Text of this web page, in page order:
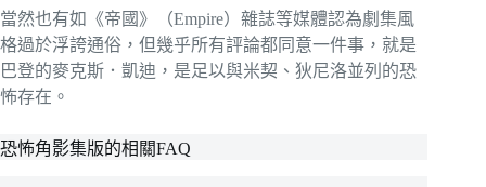
當然也有如《帝國》（Empire）雜誌等媒體認為劇集風
格過於浮誇通俗，但幾乎所有評論都同意一件事，就是
巴登的麥克斯．凱迪，是足以與米契、狄尼洛並列的恐
怖存在。
恐怖角影集版的相關FAQ